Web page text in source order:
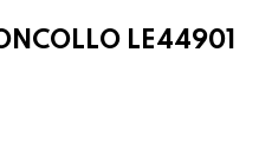
LE44901